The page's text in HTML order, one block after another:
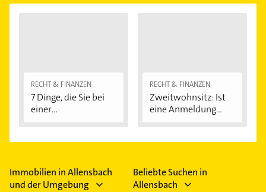
RECHT & FINANZEN
7 Dinge, die Sie bei
einer
RECHT & FINANZEN
Zweitwohnsitz: Ist
eine Anmeldung...
Immobilien in Allensbach
und der Umgebung
Beliebte Suchen in
Allensbach